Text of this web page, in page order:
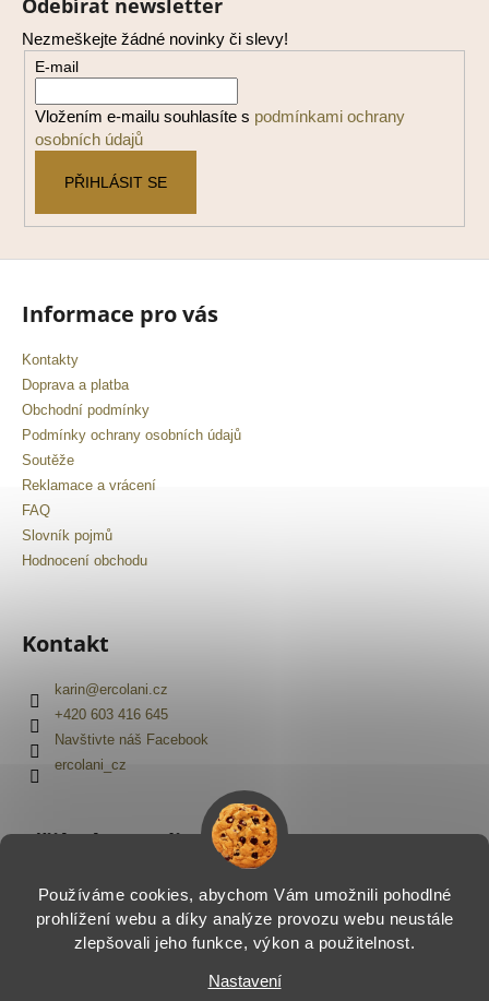
Používáme cookies, abychom Vám umožnili pohodlné
prohlížení webu a díky analýze provozu webu neustále
zlepšovali jeho funkce, výkon a použitelnost.
Nastavení
Odebírat newsletter
Nezmeškejte žádné novinky či slevy!
E-mail
Vložením e-mailu souhlasíte s podmínkami ochrany
osobních údajů
PŘIHLÁSIT SE
Informace pro vás
Kontakty
Doprava a platba
Obchodní podmínky
Podmínky ochrany osobních údajů
Soutěže
Reklamace a vrácení
FAQ
Slovník pojmů
Hodnocení obchodu
Kontakt
karin@ercolani.cz
+420 603 416 645
Navštivte náš Facebook
ercolani_cz
Přijímáme online platby
Vytvořil Shoptet